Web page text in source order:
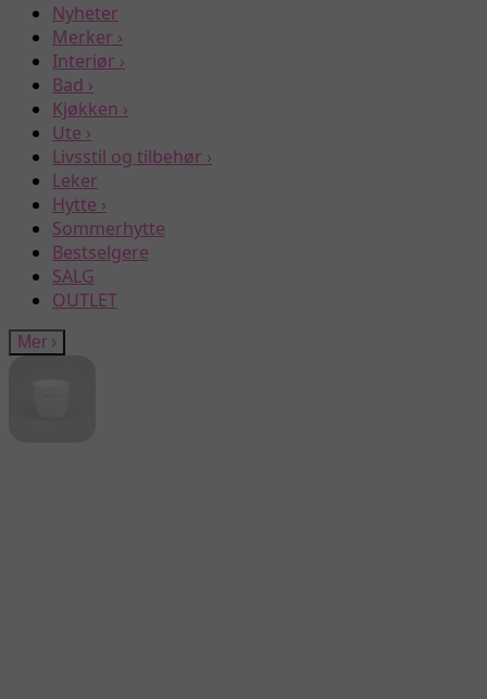
Nyheter
Merker ›
Interiør ›
Bad ›
Kjøkken ›
Ute ›
Livsstil og tilbehør ›
Leker
Hytte ›
Sommerhytte
Bestselgere
SALG
OUTLET
Mer ›